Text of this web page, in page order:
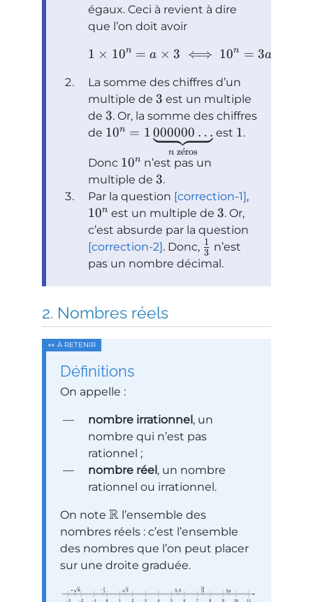
égaux. Ceci à revient à dire
que l’on doit avoir
1 × 10n = a × 3 ⟺ 10n = 3a
La somme des chiffres d’un
multiple de 3 est un multiple
de 3. Or, la somme des chiffres
de 10n = 1
nze
ˊros
000000 … est 1.
Donc 10n n’est pas un
multiple de 3.
Par la question [correction-1],
10n est un multiple de 3. Or,
c’est absurde par la question
[correction-2]. Donc, 3
1 n’est
pas un nombre décimal.
Nombres réels
Définitions
On appelle :
nombre irrationnel , un
nombre qui n’est pas
rationnel ;
nombre réel , un nombre
rationnel ou irrationnel.
On note R l’ensemble des
nombres réels : c’est l’ensemble
des nombres que l’on peut placer
sur une droite graduée.